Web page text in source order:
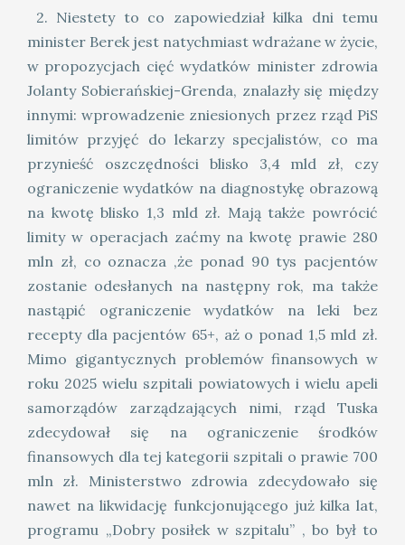
2. Niestety to co zapowiedział kilka dni temu
minister Berek jest natychmiast wdrażane w życie,
w propozycjach cięć wydatków minister zdrowia
Jolanty Sobierańskiej-Grenda, znalazły się między
innymi: wprowadzenie zniesionych przez rząd PiS
limitów przyjęć do lekarzy specjalistów, co ma
przynieść oszczędności blisko 3,4 mld zł, czy
ograniczenie wydatków na diagnostykę obrazową
na kwotę blisko 1,3 mld zł. Mają także powrócić
limity w operacjach zaćmy na kwotę prawie 280
mln zł, co oznacza ,że ponad 90 tys pacjentów
zostanie odesłanych na następny rok, ma także
nastąpić ograniczenie wydatków na leki bez
recepty dla pacjentów 65+, aż o ponad 1,5 mld zł.
Mimo gigantycznych problemów finansowych w
roku 2025 wielu szpitali powiatowych i wielu apeli
samorządów zarządzających nimi, rząd Tuska
zdecydował się na ograniczenie środków
finansowych dla tej kategorii szpitali o prawie 700
mln zł. Ministerstwo zdrowia zdecydowało się
nawet na likwidację funkcjonującego już kilka lat,
programu „Dobry posiłek w szpitalu” , bo był to